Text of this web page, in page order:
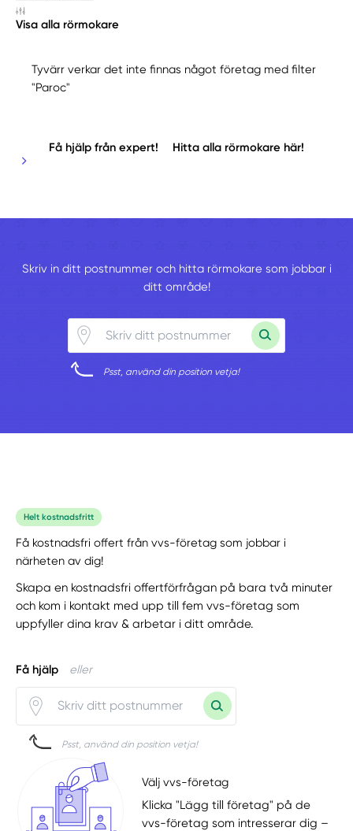
Visa alla rörmokare
Tyvärr verkar det inte finnas något företag med filter
"Paroc"
Få hjälp från expert! Hitta alla rörmokare här!
Skriv in ditt postnummer och hitta rörmokare som jobbar i
ditt område!
Psst, använd din position vetja!
Helt kostnadsfritt
Få kostnadsfri offert från vvs-företag som jobbar i
närheten av dig!
Skapa en kostnadsfri offertförfrågan på bara två minuter
och kom i kontakt med upp till fem vvs-företag som
uppfyller dina krav & arbetar i ditt område.
Få hjälp eller
Psst, använd din position vetja!
Välj vvs-företag
Klicka "Lägg till företag" på de
vvs-företag som intresserar dig –